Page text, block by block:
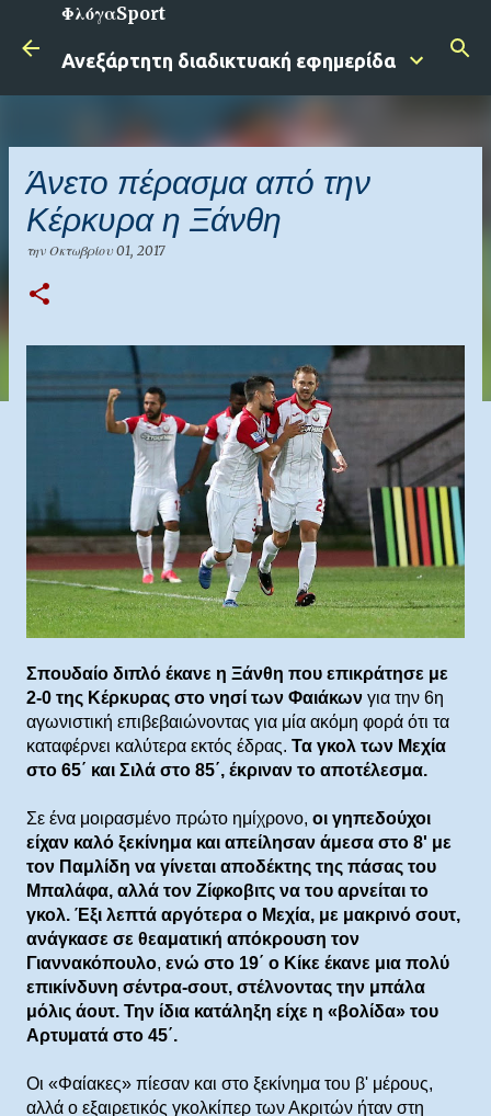
Μετάβαση στο κύριο περιεχόμενο
ΦλόγαSport
Ανεξάρτητη διαδικτυακή εφημερίδα
Άνετο πέρασμα από την
Κέρκυρα η Ξάνθη
την Οκτωβρίου 01, 2017
Σπουδαίο διπλό έκανε η Ξάνθη που επικράτησε με
2-0 της Κέρκυρας στο νησί των Φαιάκων για την 6η
αγωνιστική επιβεβαιώνοντας για μία ακόμη φορά ότι τα
καταφέρνει καλύτερα εκτός έδρας. Τα γκολ των Μεχία
στο 65΄ και Σιλά στο 85΄, έκριναν το αποτέλεσμα.
Σε ένα μοιρασμένο πρώτο ημίχρονο, οι γηπεδούχοι
είχαν καλό ξεκίνημα και απείλησαν άμεσα στο 8' με
τον Παμλίδη να γίνεται αποδέκτης της πάσας του
Μπαλάφα, αλλά τον Ζίφκοβιτς να του αρνείται το
γκολ. Έξι λεπτά αργότερα ο Μεχία, με μακρινό σουτ,
ανάγκασε σε θεαματική απόκρουση τον
Γιαννακόπουλο, ενώ στο 19΄ ο Κίκε έκανε μια πολύ
επικίνδυνη σέντρα-σουτ, στέλνοντας την μπάλα
μόλις άουτ. Την ίδια κατάληξη είχε η «βολίδα» του
Αρτυματά στο 45΄.
Οι «Φαίακες» πίεσαν και στο ξεκίνημα του β' μέρους,
αλλά ο εξαιρετικός γκολκίπερ των Ακριτών ήταν στη